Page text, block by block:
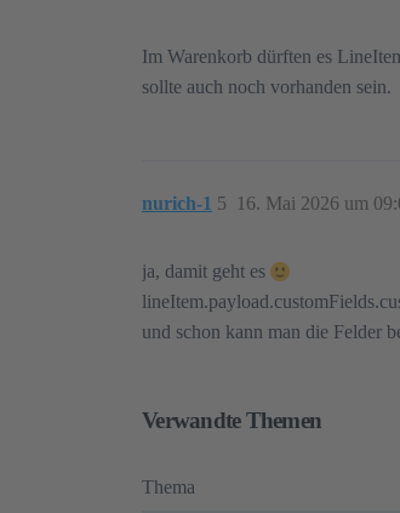
Im Warenkorb dürften es
sollte auch noch vorhanden sein.
nurich-1 16. Mai 2026 um
5
ja, damit geht es
und schon kann man die Felder
Verwandte Themen
Thema